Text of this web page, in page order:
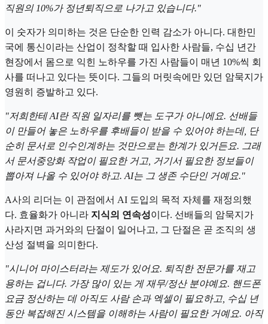
직원의 10%가 정년퇴직으로 나가고 있습니다."
이 숫자가 의미하는 것은 단순한 인력 감소가 아니다. 대한민
국에 통신이라는 산업이 정착할 때 입사한 사람들, 수십 년간
현장에서 몸으로 익힌 노하우를 가진 사람들이 매년 10%씩 회
사를 떠나고 있다는 뜻이다. 그들의 머릿속에만 있던 암묵지가
영원히 증발하고 있다.
"저희한테 AI란 직원 일자리를 뺏는 도구가 아니에요. 선배들
이 만들어 놓은 노하우를 후배들이 받을 수 있어야 하는데, 단
순히 문서로 인수인계하는 것만으로는 한계가 있거든요. 그래
서 문서중앙화 작업이 필요한 거고, 거기서 필요한 정보들이
뽑아져 나올 수 있어야 하고. AI는 그 생존 수단인 거예요."
A사의 리더는 이 관점에서 AI 도입의 목적 자체를 재정의했
다. 효율화가 아니라 지식의 연속성이다. 선배들의 암묵지가
사라지면 과거와의 단절이 일어나고, 그 단절은 곧 조직의 생
산성 절벽을 의미한다.
"시니어 마이스터라는 제도가 있어요. 퇴직한 전문가를 재고
용하는 겁니다. 가장 많이 있는 게 재무/정산 분야예요. 핸드폰
요금 정산하는 데 아직도 사람 손과 엑셀이 필요하고, 수십 년
동안 복잡해진 시스템을 이해하는 사람이 필요한 거예요. 아직